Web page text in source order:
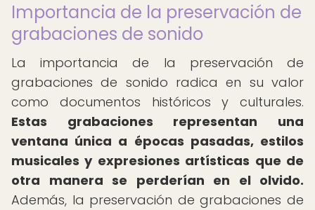
Importancia de la preservación de
grabaciones de sonido
La importancia de la preservación de
grabaciones de sonido radica en su valor
como documentos históricos y culturales.
Estas grabaciones representan una
ventana única a épocas pasadas, estilos
musicales y expresiones artísticas que de
otra manera se perderían en el olvido.
Además, la preservación de grabaciones de